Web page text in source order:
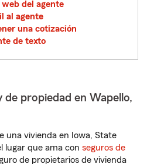
del agente
al agente
una cotización
de texto
de propiedad en Wapello,
una vivienda en Iowa, State
lugar que ama con seguros de
de propietarios de vivienda